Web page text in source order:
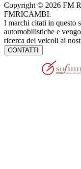
Copyright © 2026 FM
FMRICAMBI.
I marchi citati in questo
automobilistiche e
ricerca dei veicoli ai
CONTATTI